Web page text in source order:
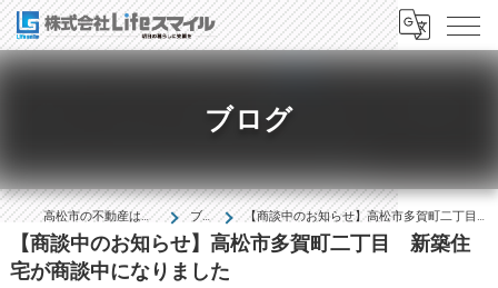
ブログ
高松市の不動産は株式会社Lifeｽﾏｲﾙ ブログ 【商談中のお知らせ】高松市多賀町二丁目 新築住宅が商談中になりました
【商談中のお知らせ】高松市多賀町二丁目 新築住
宅が商談中になりました